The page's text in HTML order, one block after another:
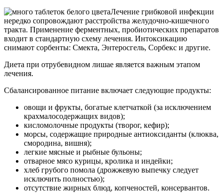
Лечение грибковой инфекции
нередко сопровождают расстройства желудочно-кишечного
тракта. Применение ферментных, пробиотических препаратов
входит в стандартную схему лечения. Интоксикацию
снимают сорбенты: Смекта, Энтеросгель, Сорбекс и другие.
Диета при отрубевидном лишае является важным этапом
лечения.
Сбалансированное питание включает следующие продукты:
овощи и фрукты, богатые клетчаткой (за исключением
крахмалосодержащих видов);
кисломолочные продукты (творог, кефир);
морсы, содержащие природные антиоксиданты (клюква,
смородина, вишня);
легкие мясные и рыбные бульоны;
отварное мясо курицы, кролика и индейки;
хлеб грубого помола (дрожжевую выпечку следует
исключить полностью);
отсутствие жирных блюд, копченостей, консервантов.